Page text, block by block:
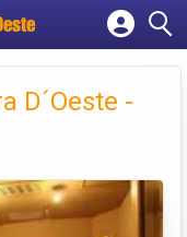
D´Oeste -